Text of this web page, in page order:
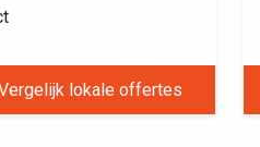
lokale offertes